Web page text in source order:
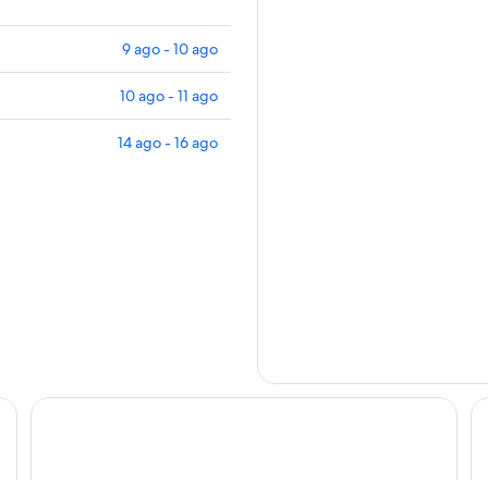
9 ago - 10 ago
10 ago - 11 ago
14 ago - 16 ago
The Brown, Guatape, Autograph Collection